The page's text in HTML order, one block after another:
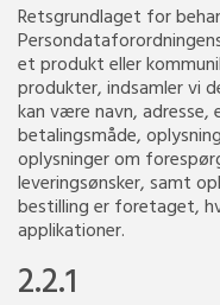
Retsgrundlaget for
et produkt eller
produkter, indsamler vi
kan være navn, adresse,
betalingsmåde,
oplysninger om
leveringsønsker, samt
bestilling er foretaget,
applikationer.
2.2.1